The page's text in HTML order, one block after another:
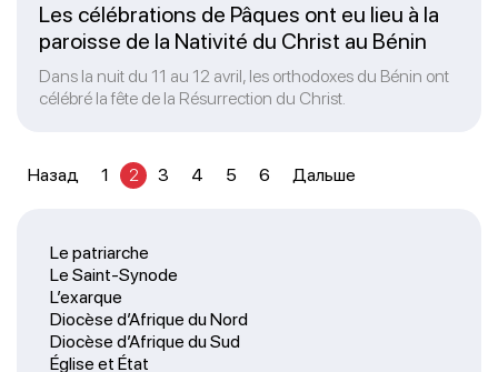
Le patriarche
Le Saint-Synode
L’exarque
Diocèse d’Afrique du Nord
Diocèse d’Afrique du Sud
Église et État
Les célébrations de Pâques ont eu lieu à la
paroisse de la Nativité du Christ au Bénin
Dans la nuit du 11 au 12 avril, les orthodoxes du Bénin ont
célébré la fête de la Résurrection du Christ.
Назад 1 2 3 4 5 6 Дальше